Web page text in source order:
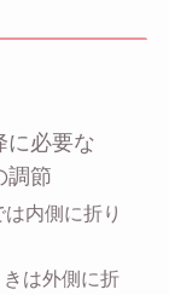
に必要な
調節
内側に折り
は外側に折